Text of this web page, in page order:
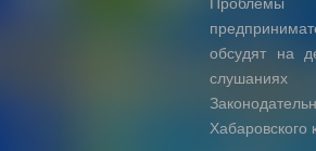
обсудят на
Хабаровского